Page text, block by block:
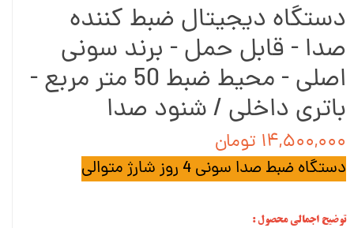
دستگاه دیجیتال ضبط کننده
صدا - قابل حمل - برند سونی
اصلی - محیط ضبط 50 متر مربع -
باتری داخلی / شنود صدا
۱۴,۵۰۰,۰۰۰ تومان
دستگاه ضبط صدا سونی 4 روز شارژ متوالی
توضیح اجمالی محصول :